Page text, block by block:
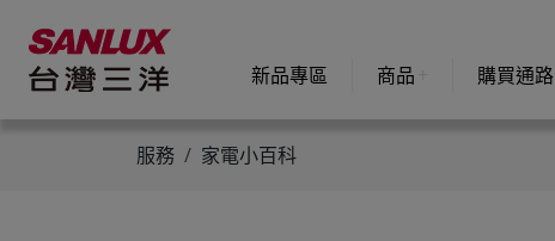
新品專區 商品 購買通路
服務 家電小百科